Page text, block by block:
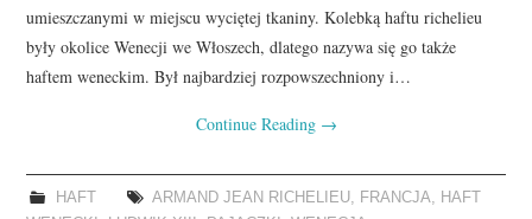
umieszczanymi w miejscu wyciętej tkaniny. Kolebką haftu richelieu
były okolice Wenecji we Włoszech, dlatego nazywa się go także
haftem weneckim. Był najbardziej rozpowszechniony i…
Continue Reading →
HAFT ARMAND JEAN RICHELIEU, FRANCJA, HAFT